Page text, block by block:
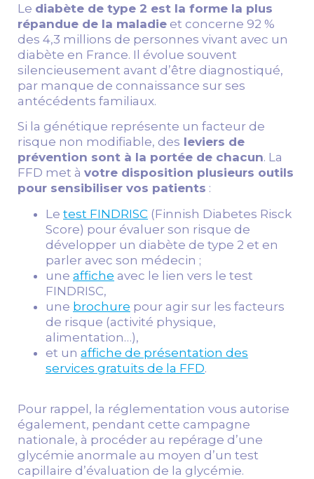
Le diabète de type 2 est la forme la plus
répandue de la maladie et concerne 92 %
des 4,3 millions de personnes vivant avec un
diabète en France. Il évolue souvent
silencieusement avant d’être diagnostiqué,
par manque de connaissance sur ses
antécédents familiaux.
Si la génétique représente un facteur de
risque non modifiable, des leviers de
prévention sont à la portée de chacun. La
FFD met à votre disposition plusieurs outils
pour sensibiliser vos patients :
Le test FINDRISC (Finnish Diabetes Risck
Score) pour évaluer son risque de
développer un diabète de type 2 et en
parler avec son médecin ;
une affiche avec le lien vers le test
FINDRISC,
une brochure pour agir sur les facteurs
de risque (activité physique,
alimentation…),
et un affiche de présentation des
services gratuits de la FFD.
Pour rappel, la réglementation vous autorise
également, pendant cette campagne
nationale, à procéder au repérage d’une
glycémie anormale au moyen d’un test
capillaire d’évaluation de la glycémie.